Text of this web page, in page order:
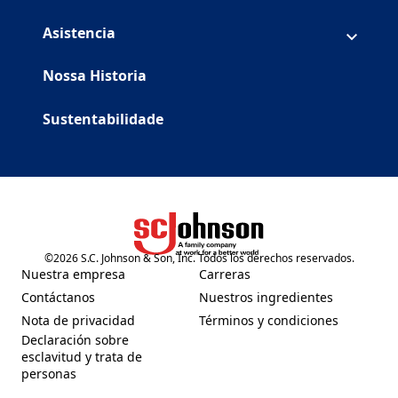
Asistencia
Nossa Historia
Sustentabilidade
(Opens in a new tab)
©2026S.C. Johnson & Son, Inc. Todos los derechos reservados.
Nuestra empresa
(Opens in a new tab)
Contáctanos
(Opens in a new tab)
Nota de privacidad
(Opens in a new tab)
Declaración sobre
esclavitud y trata de
personas
(Opens in a new tab)
Carreras
(Opens in a new tab)
Nuestros ingredientes
(Opens in a new tab)
Términos y condiciones
(Opens in a new tab)